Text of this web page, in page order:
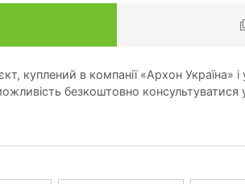
куплений в компанії «Архон Україна»
безкоштовно консультуватися